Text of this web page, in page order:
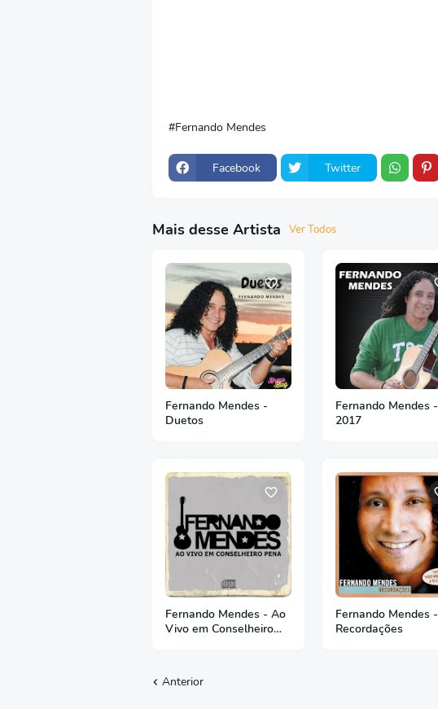
Fernando Mendes
Facebook Twitter
Mais desse Artista Ver Todos
Fernando Mendes -
Duetos
Fernando Mendes -
2017
Fernando Mendes - Ao
Vivo em Conselheiro
Fernando Mendes -
Recordações
Anterior